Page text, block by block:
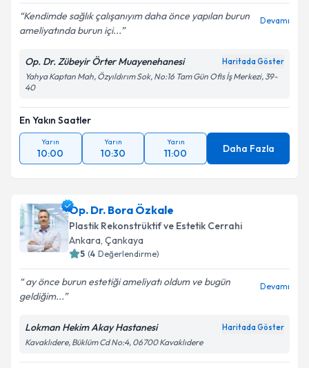
Kendimde sağlık çalışanıyım daha önce yapılan burun
ameliyatında burun içi...
Devamı
Op. Dr. Zübeyir Örter Muayenehanesi Haritada Göster
Yahya Kaptan Mah, Özyıldırım Sok, No:16 Tam Gün Ofis İş Merkezi, 39-
40
En Yakın Saatler
Yarın
10:00
Yarın
10:30
Yarın
11:00 Daha Fazla
Op. Dr. Bora Özkale
Plastik Rekonstrüktif ve Estetik Cerrahi
Ankara, Çankaya
5 (4 Değerlendirme)
ay önce burun estetiği ameliyatı oldum ve bugün
geldiğim...
Devamı
Lokman Hekim Akay Hastanesi Haritada Göster
Kavaklıdere, Büklüm Cd No:4, 06700 Kavaklıdere